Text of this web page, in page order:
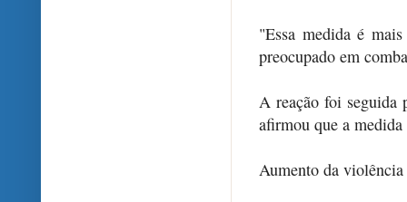
"Essa medida é
preocupado em
A reação foi seguida
afirmou que a
Aumento da violência